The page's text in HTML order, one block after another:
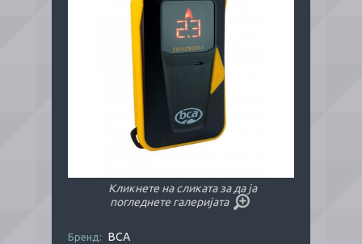
Кликнете на сликата за да ја
погледнете галеријата
Бренд: BCA